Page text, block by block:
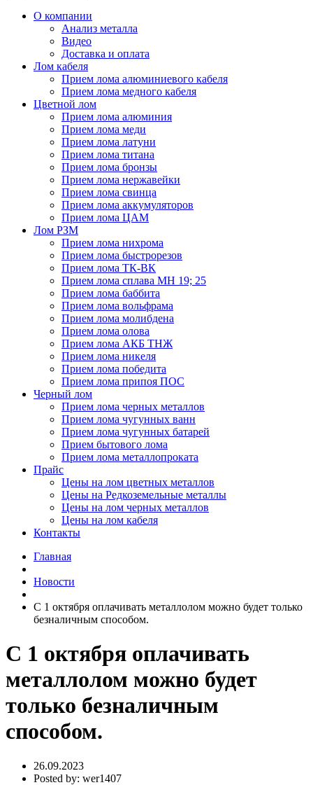
О компании
Анализ металла
Видео
Доставка и оплата
Лом кабеля
Прием лома алюминиевого кабеля
Прием лома медного кабеля
Цветной лом
Прием лома алюминия
Прием лома меди
Прием лома латуни
Прием лома титана
Прием лома бронзы
Прием лома нержавейки
Прием лома свинца
Прием лома аккумуляторов
Прием лома ЦАМ
Лом РЗМ
Прием лома нихрома
Прием лома быстрорезов
Прием лома ТК-ВК
Прием лома сплава МН 19; 25
Прием лома баббита
Прием лома вольфрама
Прием лома молибдена
Прием лома олова
Прием лома АКБ ТНЖ
Прием лома никеля
Прием лома победита
Прием лома припоя ПОС
Черный лом
Прием лома черных металлов
Прием лома чугунных ванн
Прием лома чугунных батарей
Прием бытового лома
Прием лома металлопроката
Прайс
Цены на лом цветных металлов
Цены на Редкоземельные металлы
Цены на лом черных металлов
Цены на лом кабеля
Контакты
Главная
Новости
С 1 октября оплачивать металлолом можно будет только
безналичным способом.
С 1 октября оплачивать
металлолом можно будет
только безналичным
способом.
26.09.2023
Posted by: wer1407